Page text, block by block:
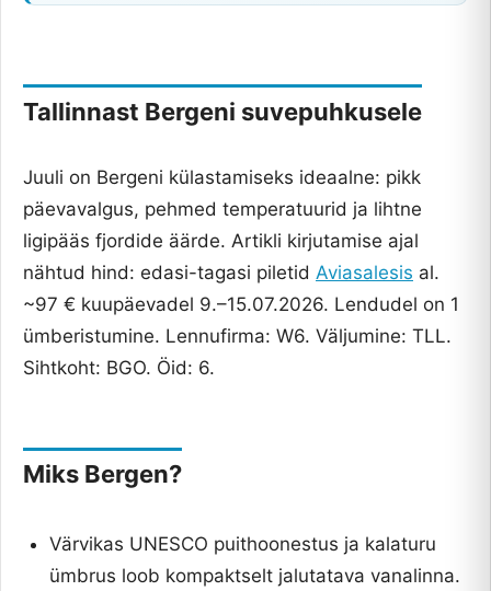
Tallinnast Bergeni suvepuhkusele
Juuli on Bergeni külastamiseks ideaalne: pikk
päevavalgus, pehmed temperatuurid ja lihtne
ligipääs fjordide äärde. Artikli kirjutamise ajal
nähtud hind: edasi-tagasi piletid Aviasalesis al.
~97 € kuupäevadel 9.–15.07.2026. Lendudel on 1
ümberistumine. Lennufirma: W6. Väljumine: TLL.
Sihtkoht: BGO. Öid: 6.
Miks Bergen?
Värvikas UNESCO puithoonestus ja kalaturu
ümbrus loob kompaktselt jalutatava vanalinna.